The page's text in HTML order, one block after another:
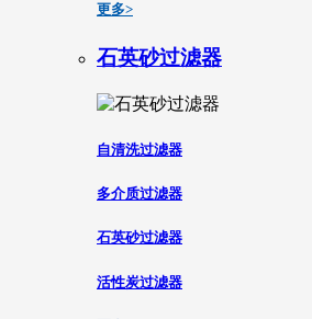
更多>
石英砂过滤器
自清洗过滤器
多介质过滤器
石英砂过滤器
活性炭过滤器